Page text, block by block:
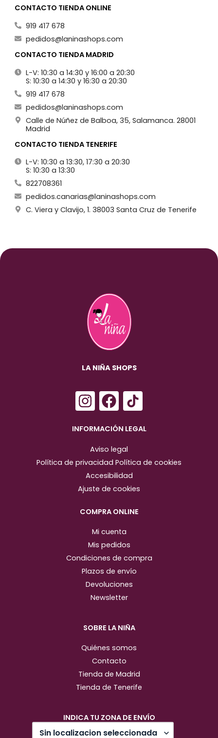
CONTACTO TIENDA ONLINE
919 417 678
pedidos@laninashops.com
CONTACTO TIENDA MADRID
L-V: 10:30 a 14:30 y 16:00 a 20:30
S: 10:30 a 14:30 y 16:30 a 20:30
919 417 678
pedidos@laninashops.com
Calle de Núñez de Balboa, 35, Salamanca. 28001
Madrid
CONTACTO TIENDA TENERIFE
L-V: 10:30 a 13:30, 17:30 a 20:30
S: 10:30 a 13:30
822708361
pedidos.canarias@laninashops.com
C. Viera y Clavijo, 1. 38003 Santa Cruz de Tenerife
LA NIÑA SHOPS
I
n
s
a
g
r
m
F
a
c
e
b
o
o
INFORMACIÓN LEGAL
Aviso legal
Política de privacidad Política de cookies
Accesibilidad
Ajuste de cookies
COMPRA ONLINE
Mi cuenta
Mis pedidos
Condiciones de compra
Plazos de envío
Devoluciones
Newsletter
SOBRE LA NIÑA
Quiénes somos
Contacto
Tienda de Madrid
Tienda de Tenerife
INDICA TU ZONA DE ENVÍO